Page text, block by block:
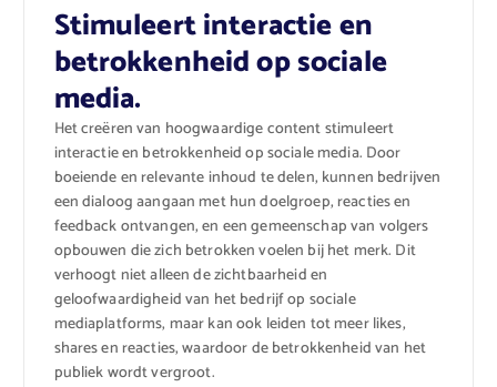
Stimuleert interactie en
betrokkenheid op sociale
media.
Het creëren van hoogwaardige content stimuleert
interactie en betrokkenheid op sociale media. Door
boeiende en relevante inhoud te delen, kunnen bedrijven
een dialoog aangaan met hun doelgroep, reacties en
feedback ontvangen, en een gemeenschap van volgers
opbouwen die zich betrokken voelen bij het merk. Dit
verhoogt niet alleen de zichtbaarheid en
geloofwaardigheid van het bedrijf op sociale
mediaplatforms, maar kan ook leiden tot meer likes,
shares en reacties, waardoor de betrokkenheid van het
publiek wordt vergroot.